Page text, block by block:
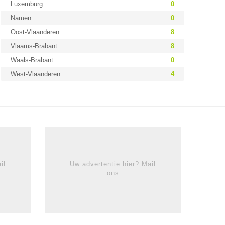
Luxemburg
0
Namen
0
Oost-Vlaanderen
8
Vlaams-Brabant
8
Waals-Brabant
0
West-Vlaanderen
4
Uw advertentie hier? Mail
ons